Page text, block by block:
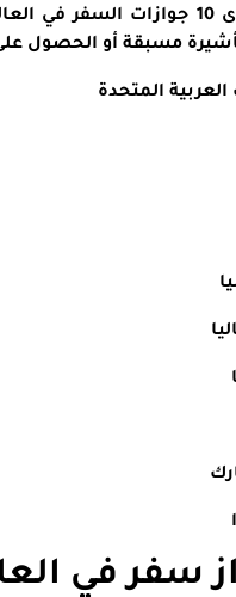
وفيما يلي ترتيب أقوى 10
مسبقة أو الحصول
العربية المتحدة
في العالم